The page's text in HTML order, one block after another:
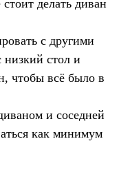
делать диван
с другими
стол и
чтобы всё было в
и соседней
как минимум